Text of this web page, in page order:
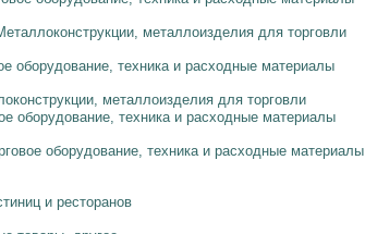
металлоизделия для торговли
оборудование, техника и расходные материалы
металлоизделия для торговли
оборудование, техника и расходные материалы
оборудование, техника и расходные материалы
и ресторанов